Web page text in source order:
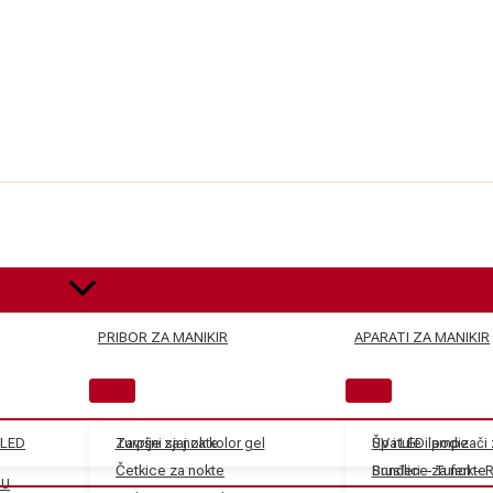
Završni sjaj za kolor gel
PRIBOR ZA MANIKIR
Turpije za nokte
Četkice za nokte
Špatule i podizači
Sunđeri – Tuferi –
APARATI ZA MANIKIR
UV i LED lampe
Brusilice za nokte